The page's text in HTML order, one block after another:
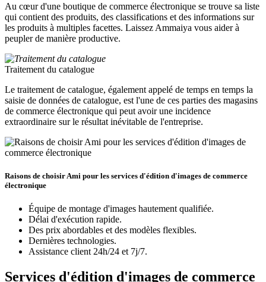
Au cœur d'une boutique de commerce électronique se trouve sa liste
qui contient des produits, des classifications et des informations sur
les produits à multiples facettes. Laissez Ammaiya vous aider à
peupler de manière productive.
Traitement du catalogue
Le traitement de catalogue, également appelé de temps en temps la
saisie de données de catalogue, est l'une de ces parties des magasins
de commerce électronique qui peut avoir une incidence
extraordinaire sur le résultat inévitable de l'entreprise.
Raisons de choisir Ami pour les services d'édition d'images de commerce
électronique
Équipe de montage d'images hautement qualifiée.
Délai d'exécution rapide.
Des prix abordables et des modèles flexibles.
Dernières technologies.
Assistance client 24h/24 et 7j/7.
Services d'édition d'images de commerce